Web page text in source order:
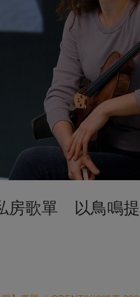
房歌單 以鳥鳴